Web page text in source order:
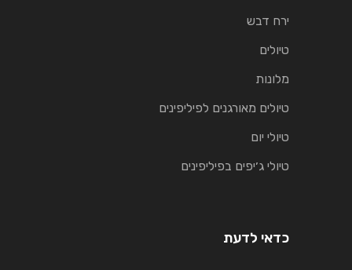
ירח דבש
טיולים
מלונות
טיולים מאורגנים לפיליפינים
טיולי יום
טיולי ג׳יפים בפיליפינים
כדאי לדעת